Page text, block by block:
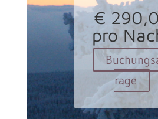
€
pro
rage